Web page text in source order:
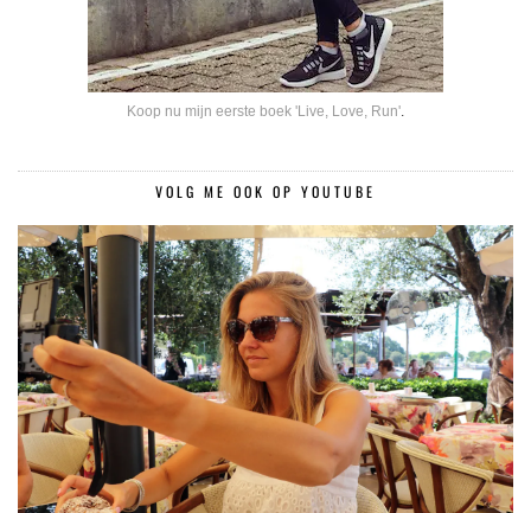
Koop nu mijn eerste boek 'Live, Love, Run'.
VOLG ME OOK OP YOUTUBE